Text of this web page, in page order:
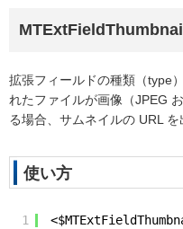
MTExtFieldThumbnail
拡張フィールドの種類（type
れたファイルが画像（JPEG
る場合、サムネイルの URL を
使い方
1